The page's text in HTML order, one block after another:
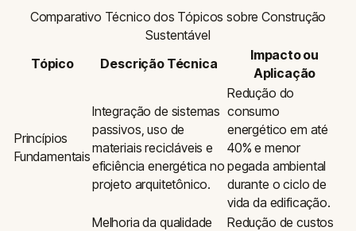
Comparativo Técnico dos Tópicos sobre Construção
Sustentável
Tópico
Descrição Técnica
Impacto ou
Aplicação
Princípios
Fundamentais
Integração de sistemas
passivos, uso de
materiais recicláveis e
eficiência energética no
projeto arquitetônico.
Redução do
consumo
energético em até
40% e menor
pegada ambiental
durante o ciclo de
vida da edificação.
Melhoria da qualidade
Redução de custos